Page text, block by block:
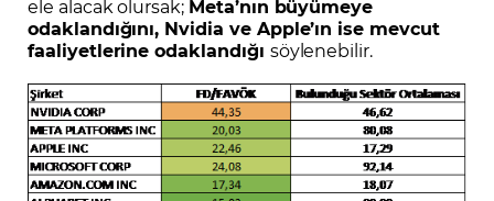
ele alacak olursak; Meta’nın büyümeye
odaklandığını, Nvidia ve Apple’ın ise mevcut
faaliyetlerine odaklandığı söylenebilir.